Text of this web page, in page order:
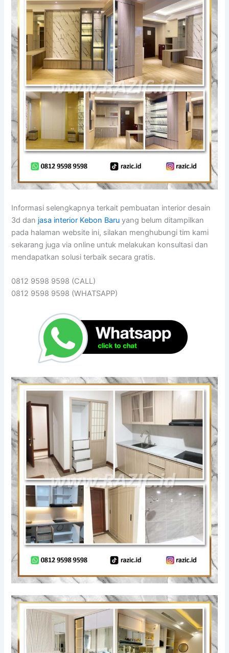
Informasi selengkapnya terkait pembuatan interior desain
3d dan jasa interior Kebon Baru yang belum ditampilkan
pada halaman website ini, silakan menghubungi tim kami
sekarang juga via online untuk melakukan konsultasi dan
mendapatkan solusi terbaik secara gratis.
0812 9598 9598 (CALL)
0812 9598 9598 (WHATSAPP)